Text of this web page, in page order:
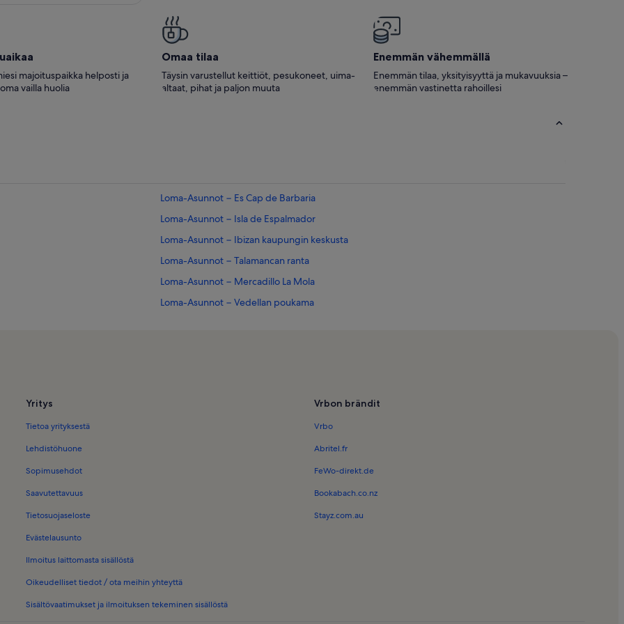
majoituspaikka helposti ja
vailla huolia
Omaa tilaa
Täysin varustellut keittiöt, pesukoneet, uima-
altaat, pihat ja paljon muuta
Enemmän vähemmällä
Enemmän tilaa, yksityisyyttä ja mukavuuksia –
enemmän vastinetta rahoillesi
Loma-Asunnot − Es Cap de Barbaria
Loma-Asunnot − Isla de Espalmador
Loma-Asunnot − Ibizan kaupungin keskusta
Loma-Asunnot − Talamancan ranta
Loma-Asunnot − Mercadillo La Mola
Loma-Asunnot − Vedellan poukama
Järviloma-Asunnot lähellä kohdetta Oliivin poukama
Perheloma-Asunnot kohteessa Can Pep Simó
Yritys
Tietoa yrityksestä
Lehdistöhuone
Sopimusehdot
Saavutettavuus
Tietosuojaseloste
Evästelausunto
Ilmoitus laittomasta sisällöstä
Oikeudelliset tiedot / ota meihin yhteyttä
Sisältövaatimukset ja ilmoituksen tekeminen sisällöstä
Vrbon brändit
Vrbo
Abritel.fr
FeWo-direkt.de
Bookabach.co.nz
Stayz.com.au